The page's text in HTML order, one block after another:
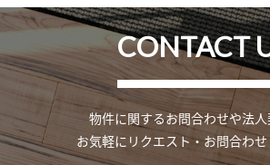
CONTACT
物件に関するお問合わせや法人
お気軽にリクエスト・お問合わせ